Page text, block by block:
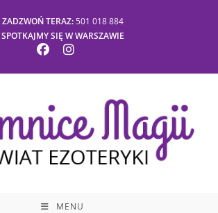
ZADZWOŃ TERAZ:501 018 884
SPOTKAJMY SIĘ W WARSZAWIE
MENU